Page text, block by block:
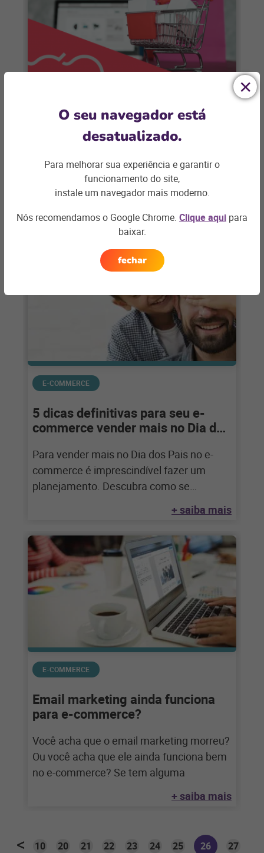
O que leva um empreendedor de
loja física começar a vender
Decidir ampliar os negócios é um grande
desafio para qualquer empreendedor. E,
para quem tem uma loja física o medo
+ saiba mais
E-COMMERCE
5 dicas definitivas para seu e-
commerce vender mais no Dia dos
Para vender mais no Dia dos Pais no e-
commerce é imprescindível fazer um
planejamento. Descubra como se
+ saiba mais
E-COMMERCE
Email marketing ainda funciona
para e-commerce?
Você acha que o email marketing morreu?
Ou você acha que ele ainda funciona bem
no e-commerce? Se tem alguma
+ saiba mais
10 20 21 22 23 24 25 26
27
O seu navegador está
desatualizado.
Para melhorar sua experiência e garantir o
funcionamento do site,
instale um navegador mais moderno.
Nós recomendamos o Google Chrome. Clique aqui para
baixar.
fechar